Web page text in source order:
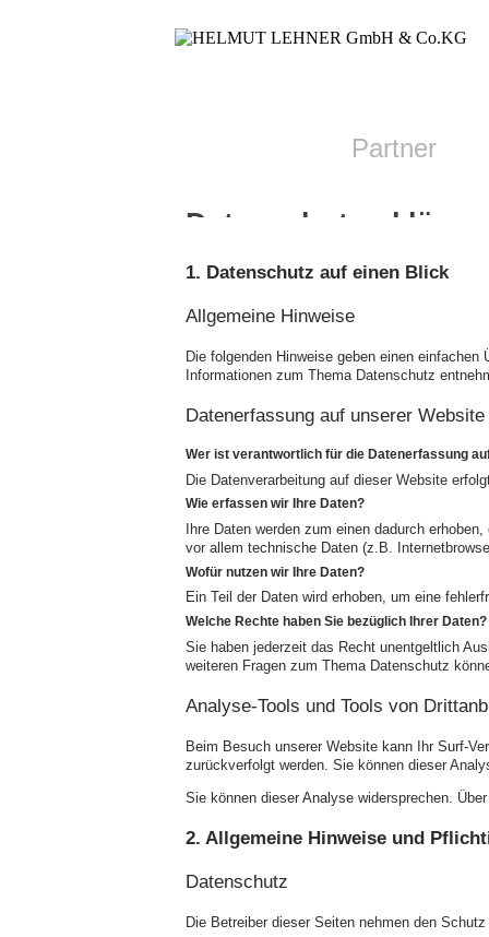
Partner
1. Datenschutz auf einen Blick
Allgemeine Hinweise
Die folgenden Hinweise geben einen
Informationen zum Thema Datenschutz
Datenerfassung auf unserer Website
Wer ist verantwortlich für die Datenerfassung
Die Datenverarbeitung auf dieser Website
Wie erfassen wir Ihre Daten?
Ihre Daten werden zum einen dadurch
vor allem technische Daten (z.B.
Wofür nutzen wir Ihre Daten?
Ein Teil der Daten wird erhoben, um eine
Welche Rechte haben Sie bezüglich Ihrer Daten?
Sie haben jederzeit das Recht unentgeltlich
weiteren Fragen zum Thema Datenschutz
Analyse-Tools und Tools von
Beim Besuch unserer Website kann Ihr Surf-
zurückverfolgt werden. Sie können dieser
Sie können dieser Analyse widersprechen.
2. Allgemeine Hinweise und
Datenschutz
Die Betreiber dieser Seiten nehmen den